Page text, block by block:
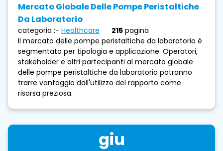
Mercato Globale Delle Pompe Peristaltiche
Da Laboratorio
categoria :- Healthcare 215 pagina
Il mercato delle pompe peristaltiche da laboratorio è
segmentato per tipologia e applicazione. Operatori,
stakeholder e altri partecipanti al mercato globale
delle pompe peristaltiche da laboratorio potranno
trarre vantaggio dall'utilizzo del rapporto come
risorsa preziosa.
giu